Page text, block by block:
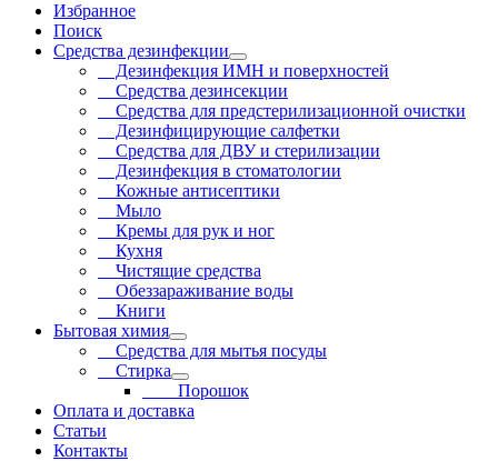
Избранное
Поиск
Средства дезинфекции
Дезинфекция ИМН и поверхностей
Средства дезинсекции
Средства для предстерилизационной очистки
Дезинфицирующие салфетки
Средства для ДВУ и cтерилизации
Дезинфекция в стоматологии
Кожные антисептики
Мыло
Кремы для рук и ног
Кухня
Чистящие средства
Обеззараживание воды
Книги
Бытовая химия
Средства для мытья посуды
Стирка
Порошок
Оплата и доставка
Статьи
Контакты